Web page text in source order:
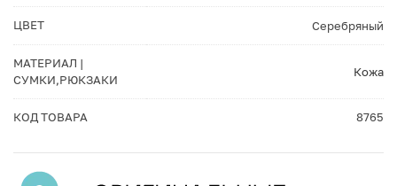
ЦВЕТ Серебряный
МАТЕРИАЛ |
СУМКИ,РЮКЗАКИ
Кожа
КОД ТОВАРА 8765